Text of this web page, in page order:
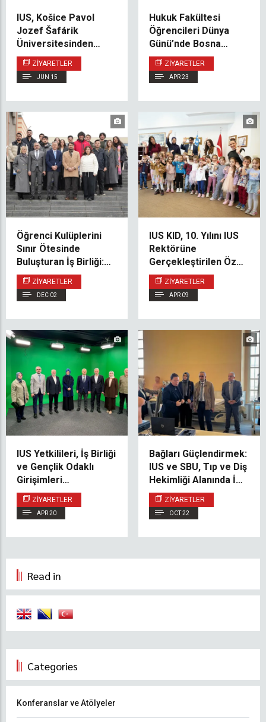
IUS, Košice Pavol
Jozef Šafárik
Üniversitesinden
Gelen Heyeti Ağırladı
ZIYARETLER
JUN 15
Hukuk Fakültesi
Öğrencileri Dünya
Günü’nde Bosna
Hersek Aarhus
Merkezi’ni Ziyaret Etti
ZIYARETLER
APR 23
Öğrenci Kulüplerini
Sınır Ötesinde
Buluşturan İş Birliği:
IUS – Yeditepe
ZIYARETLER
DEC 02
IUS KID, 10. Yılını IUS
Rektörüne
Gerçekleştirilen Özel
Ziyaretle Kutladı
ZIYARETLER
APR 09
IUS Yetkilileri, İş Birliği
ve Gençlik Odaklı
Girişimleri
Desteklemek
Amacıyla Türkiye’deki
İlişkilerini
ZIYARETLER
APR 20
Bağları Güçlendirmek:
IUS ve SBU, Tıp ve Diş
Hekimliği Alanında İş
Birliğini Genişletiyor
ZIYARETLER
OCT 22
Read in
Categories
Konferanslar ve Atölyeler